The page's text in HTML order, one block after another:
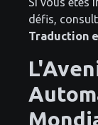
défis,
Traduction